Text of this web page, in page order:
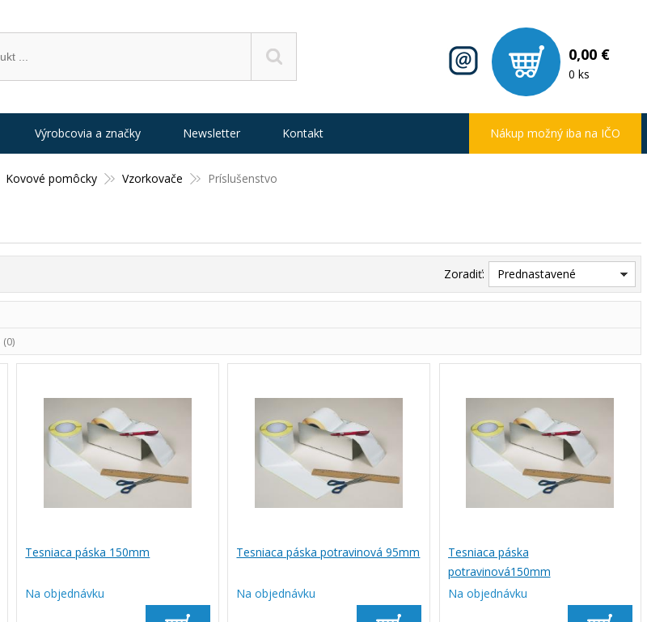
0,00 €
0 ks
Kovové pomôcky Vzorkovače Príslušenstvo
Zoradiť: Prednastavené
(0)
Tesniaca páska 150mm
Na objednávku
Tesniaca páska potravinová 95mm
Na objednávku
Tesniaca páska
potravinová150mm
Na objednávku
Výrobcovia a značky Newsletter Kontakt Nákup možný iba na IČO